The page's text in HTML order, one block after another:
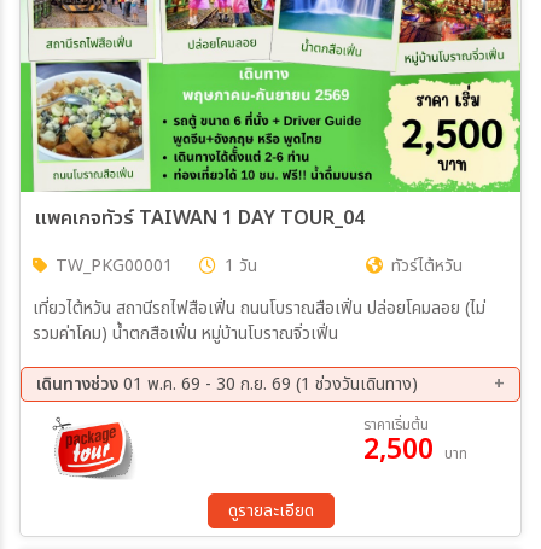
แพคเกจทัวร์ TAIWAN 1 DAY TOUR_04
TW_PKG00001 1 วัน
ทัวร์ไต้หวัน
เที่ยวไต้หวัน สถานีรถไฟสือเฟิ่น ถนนโบราณสือเฟิ่น ปล่อยโคมลอย (ไม่
รวมค่าโคม) น้ำตกสือเฟิ่น หมู่บ้านโบราณจิ่วเฟิ่น
เดินทางช่วง01 พ.ค. 69 - 30 ก.ย. 69 (1 ช่วงวันเดินทาง)
ราคาเริ่มต้น
2,500 บาท
ดูรายละเอียด